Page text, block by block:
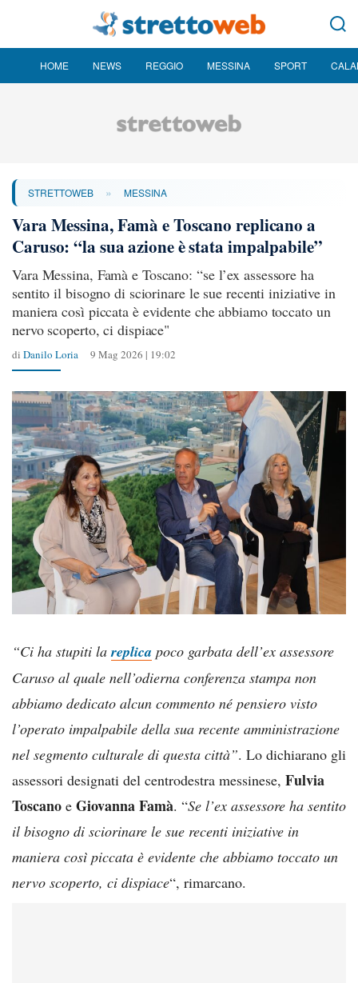
HOME NEWS REGGIO MESSINA SPORT
STRETTOWEB » MESSINA
Vara Messina, Famà e Toscano replicano a
Caruso: “la sua azione è stata impalpabile”
Vara Messina, Famà e Toscano: “se l’ex assessore ha
sentito il bisogno di sciorinare le sue recenti iniziative in
maniera così piccata è evidente che abbiamo toccato un
nervo scoperto, ci dispiace"
di Danilo Loria 9 Mag 2026 | 19:02
“Ci ha stupiti lareplica poco garbata dell’ex assessore
Caruso al quale nell’odierna conferenza stampa non
abbiamo dedicato alcun commento né pensiero visto
l’operato impalpabile della sua recente amministrazione
nel segmento culturale di questa città”. Lo dichiarano gli
assessori designati del centrodestra messinese, Fulvia
Toscano e Giovanna Famà. “Se l’ex assessore ha sentito
il bisogno di sciorinare le sue recenti iniziative in
maniera così piccata è evidente che abbiamo toccato un
nervo scoperto, ci dispiace“, rimarcano.